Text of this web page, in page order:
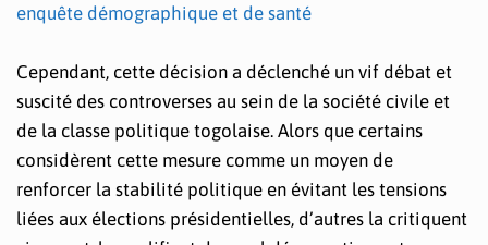
enquête démographique et de santé
Cependant, cette décision a déclenché un vif débat et
suscité des controverses au sein de la société civile et
de la classe politique togolaise. Alors que certains
considèrent cette mesure comme un moyen de
renforcer la stabilité politique en évitant les tensions
liées aux élections présidentielles, d’autres la critiquent